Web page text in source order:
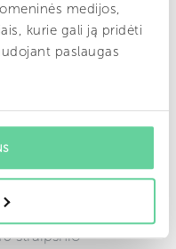
medijos,
kurie gali ją pridėti
paslaugas
visą sąrašą
„Google“) gali
šalims,
erdvės ribų.
straipsnio